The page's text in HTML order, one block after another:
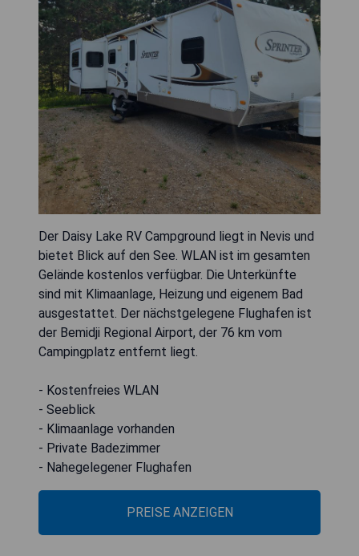
Der Daisy Lake RV Campground liegt in Nevis und
bietet Blick auf den See. WLAN ist im gesamten
Gelände kostenlos verfügbar. Die Unterkünfte
sind mit Klimaanlage, Heizung und eigenem Bad
ausgestattet. Der nächstgelegene Flughafen ist
der Bemidji Regional Airport, der 76 km vom
Campingplatz entfernt liegt.
- Kostenfreies WLAN
- Seeblick
- Klimaanlage vorhanden
- Private Badezimmer
- Nahegelegener Flughafen
PREISE ANZEIGEN